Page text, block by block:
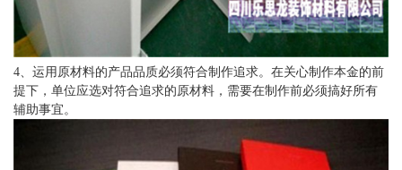
4、运用原材料的产品品质必须符合制作追求。在关心制作本金的前
提下，单位应选对符合追求的原材料，需要在制作前必须搞好所有
辅助事宜。